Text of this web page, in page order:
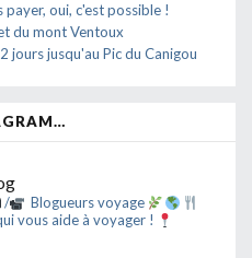
oui, c'est possible !
du mont Ventoux
jours jusqu'au Pic du Canigou
/
Blogueurs voyage
vous aide à voyager !